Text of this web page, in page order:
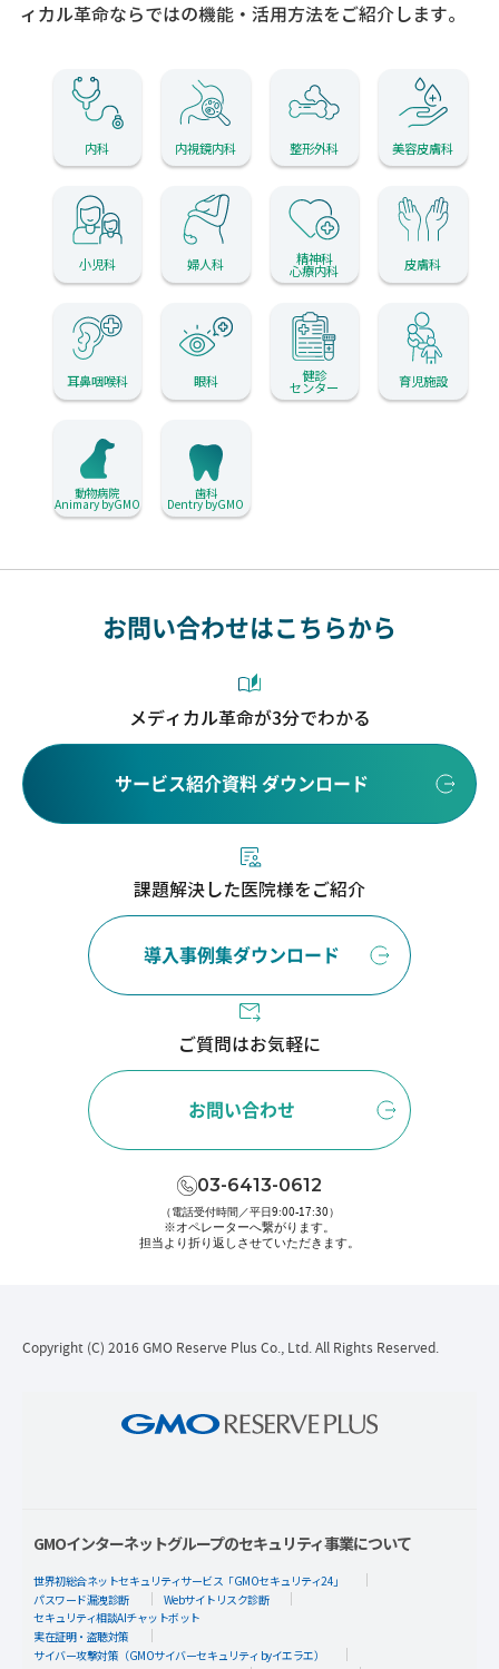
ィカル革命ならではの機能・活用方法をご紹介します。
内科 内視鏡内科 整形外科 美容皮膚科
小児科 婦人科 精神科
心療内科 皮膚科
耳鼻咽喉科 眼科 健診
センター 育児施設
動物病院
Animary byGMO
歯科
Dentry byGMO
お問い合わせはこちらから
メディカル革命が3分でわかる
サービス紹介資料 ダウンロード
課題解決した医院様をご紹介
導入事例集ダウンロード
ご質問はお気軽に
お問い合わせ
03-6413-0612
（電話受付時間／平日9:00-17:30）
※オペレーターへ繋がります。
担当より折り返しさせていただきます。
Copyright (C) 2016 GMO Reserve Plus Co., Ltd. All Rights Reserved.
GMOインターネットグループのセキュリティ事業について
世界初総合ネットセキュリティサービス「GMOセキュリティ24」
パスワード漏洩診断
Webサイトリスク診断
セキュリティ相談AIチャットボット
実在証明・盗聴対策
サイバー攻撃対策（GMOサイバーセキュリティ byイエラエ）